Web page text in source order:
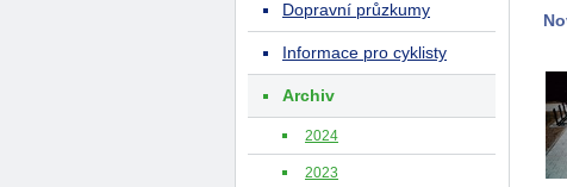
Dopravní průzkumy
Informace pro cyklisty
Archiv
2024
2023